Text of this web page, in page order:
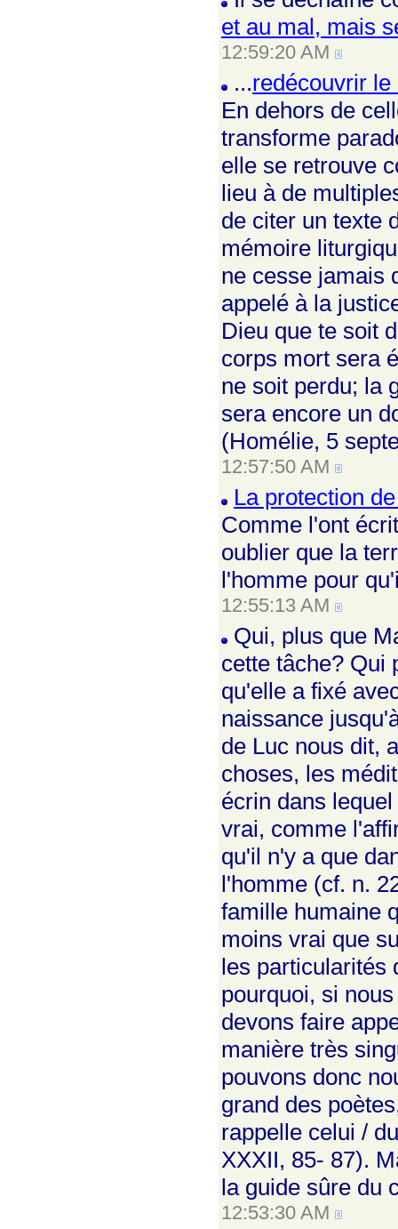
et au mal, mais
12:59:20 AM
...redécouvrir
En dehors de
transforme
elle se retrouve
lieu à de
de citer un texte
mémoire
ne cesse jamais
appelé à la
Dieu que te soit
corps mort sera
ne soit perdu; la
sera encore un
(Homélie, 5
12:57:50 AM
La protection
Comme l'ont
oublier que la
l'homme pour
12:55:13 AM
Qui, plus que
cette tâche? Qui
qu'elle a fixé
naissance
de Luc nous dit,
choses, les
écrin dans
vrai, comme
qu'il n'y a que
l'homme (cf. n.
famille humaine
moins vrai que
les particularités
pourquoi, si
devons faire
manière très
pouvons donc
grand des
rappelle celui /
XXXII, 85- 87).
la guide sûre du
12:53:30 AM